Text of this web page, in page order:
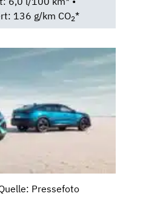
136 g/km CO2*
Pressefoto